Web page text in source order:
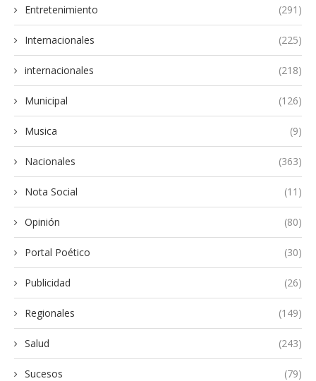
Entretenimiento (291)
Internacionales (225)
internacionales (218)
Municipal (126)
Musica (9)
Nacionales (363)
Nota Social (11)
Opinión (80)
Portal Poético (30)
Publicidad (26)
Regionales (149)
Salud (243)
Sucesos (79)